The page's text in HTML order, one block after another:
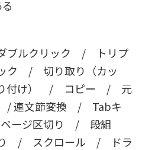
ブルクリック / トリプ
ク / 切り取り（カッ
付け） / コピー / 元
連文節変換 / Tabキ
ジ区切り / 段組
/ スクロール / ドラ